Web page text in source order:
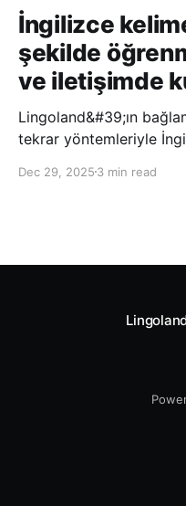
İngilizce
şekilde
ve iletişimde
Lingoland&#39;ın
tekrar yöntemleriyle
hatırlayabilir ve daha
Dec 29, 2025 3 min read